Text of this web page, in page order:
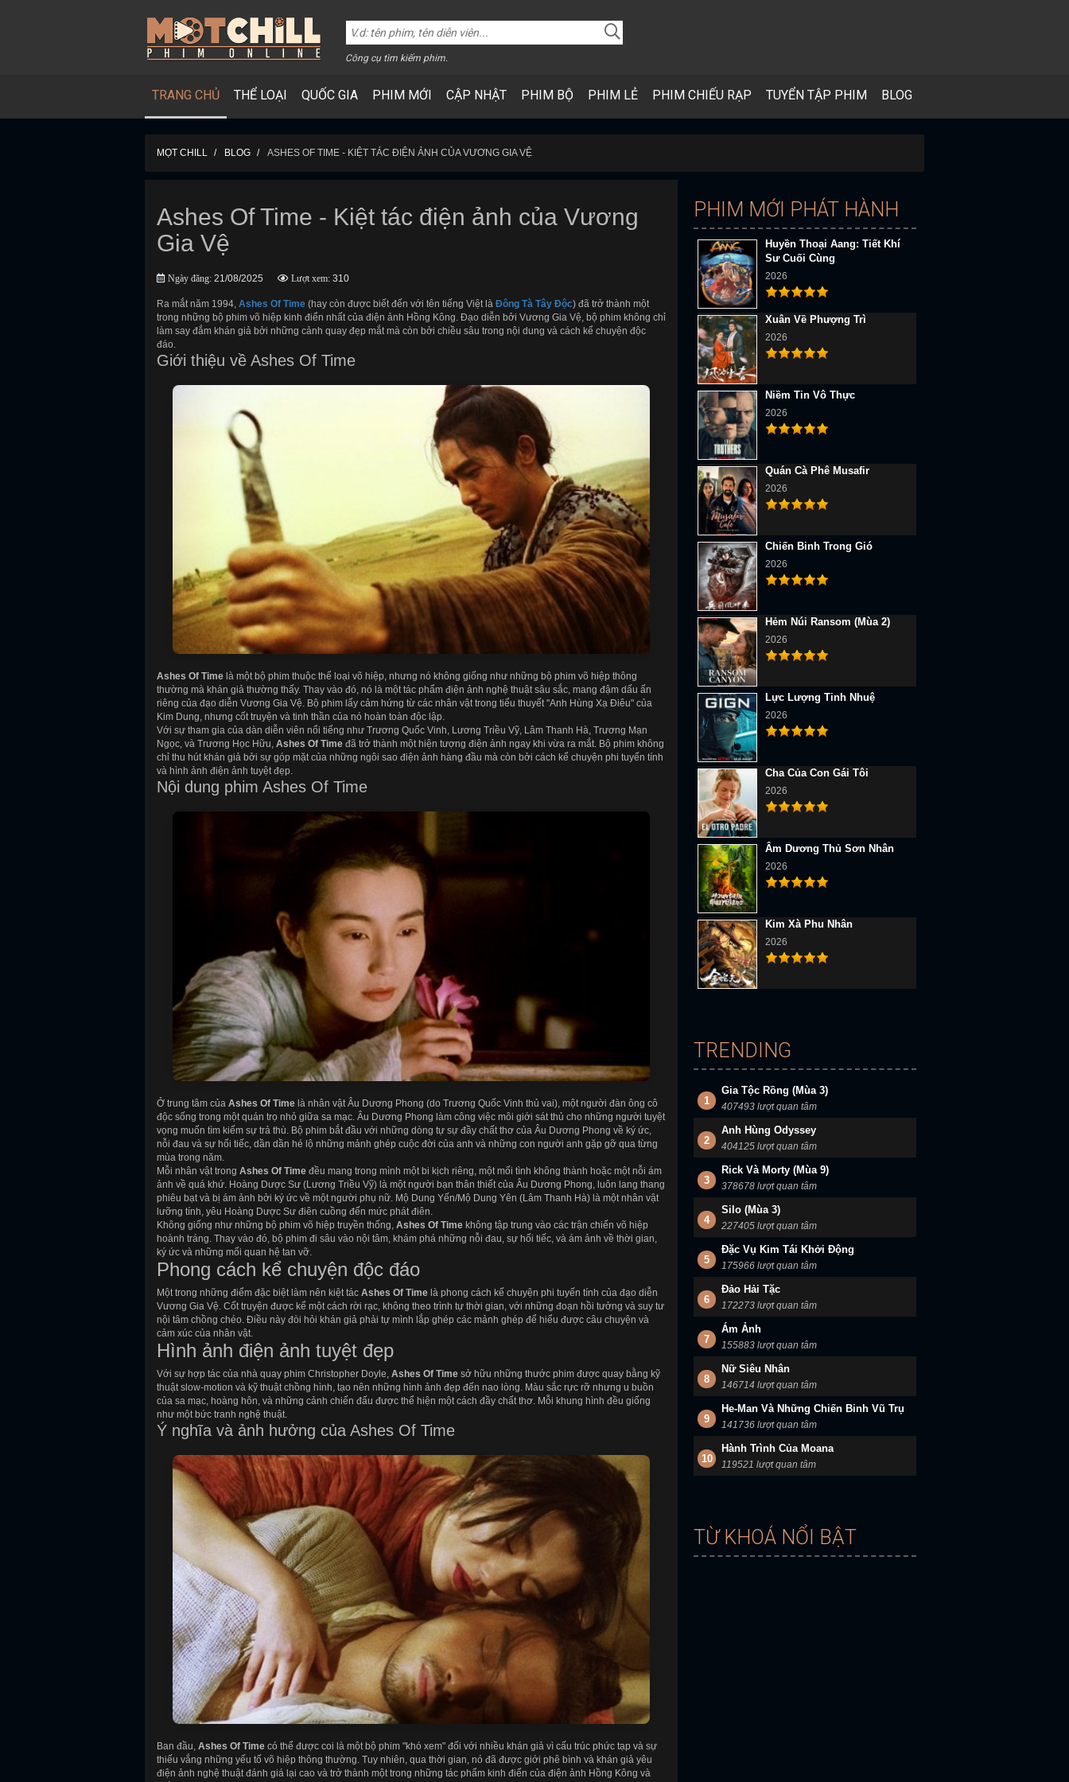
Công cụ tìm kiếm phim.
TRANG CHỦ THỂ LOẠI QUỐC GIA PHIM MỚI CẬP NHẬT PHIM BỘ PHIM LẺ PHIM CHIẾU RẠP TUYỂN TẬP PHIM BLOG
MỌT CHILL BLOG ASHES OF TIME - KIỆT TÁC ĐIỆN ẢNH CỦA VƯƠNG GIA VỆ
Ashes Of Time - Kiệt tác điện ảnh của Vương
Gia Vệ
Ngày đăng: 21/08/2025 Lượt xem: 310
Ra mắt năm 1994, Ashes Of Time (hay còn được biết đến với tên tiếng Việt là Đông Tà Tây Độc) đã trở thành một
trong những bộ phim võ hiệp kinh điển nhất của điện ảnh Hồng Kông. Đạo diễn bởi Vương Gia Vệ, bộ phim không chỉ
làm say đắm khán giả bởi những cảnh quay đẹp mắt mà còn bởi chiều sâu trong nội dung và cách kể chuyện độc
đáo.
Giới thiệu về Ashes Of Time
Ashes Of Time là một bộ phim thuộc thể loại võ hiệp, nhưng nó không giống như những bộ phim võ hiệp thông
thường mà khán giả thường thấy. Thay vào đó, nó là một tác phẩm điện ảnh nghệ thuật sâu sắc, mang đậm dấu ấn
riêng của đạo diễn Vương Gia Vệ. Bộ phim lấy cảm hứng từ các nhân vật trong tiểu thuyết "Anh Hùng Xạ Điêu" của
Kim Dung, nhưng cốt truyện và tinh thần của nó hoàn toàn độc lập.
Với sự tham gia của dàn diễn viên nổi tiếng như Trương Quốc Vinh, Lương Triều Vỹ, Lâm Thanh Hà, Trương Mạn
Ngọc, và Trương Học Hữu, Ashes Of Time đã trở thành một hiện tượng điện ảnh ngay khi vừa ra mắt. Bộ phim không
chỉ thu hút khán giả bởi sự góp mặt của những ngôi sao điện ảnh hàng đầu mà còn bởi cách kể chuyện phi tuyến tính
và hình ảnh điện ảnh tuyệt đẹp.
Nội dung phim Ashes Of Time
Ở trung tâm của Ashes Of Time là nhân vật Âu Dương Phong (do Trương Quốc Vinh thủ vai), một người đàn ông cô
độc sống trong một quán trọ nhỏ giữa sa mạc. Âu Dương Phong làm công việc môi giới sát thủ cho những người tuyệt
vọng muốn tìm kiếm sự trả thù. Bộ phim bắt đầu với những dòng tự sự đầy chất thơ của Âu Dương Phong về ký ức,
nỗi đau và sự hối tiếc, dần dần hé lộ những mảnh ghép cuộc đời của anh và những con người anh gặp gỡ qua từng
mùa trong năm.
Mỗi nhân vật trong Ashes Of Time đều mang trong mình một bi kịch riêng, một mối tình không thành hoặc một nỗi ám
ảnh về quá khứ. Hoàng Dược Sư (Lương Triều Vỹ) là một người bạn thân thiết của Âu Dương Phong, luôn lang thang
phiêu bạt và bị ám ảnh bởi ký ức về một người phụ nữ. Mộ Dung Yến/Mộ Dung Yên (Lâm Thanh Hà) là một nhân vật
lưỡng tính, yêu Hoàng Dược Sư điên cuồng đến mức phát điên.
Không giống như những bộ phim võ hiệp truyền thống, Ashes Of Time không tập trung vào các trận chiến võ hiệp
hoành tráng. Thay vào đó, bộ phim đi sâu vào nội tâm, khám phá những nỗi đau, sự hối tiếc, và ám ảnh về thời gian,
ký ức và những mối quan hệ tan vỡ.
Phong cách kể chuyện độc đáo
Một trong những điểm đặc biệt làm nên kiệt tác Ashes Of Time là phong cách kể chuyện phi tuyến tính của đạo diễn
Vương Gia Vệ. Cốt truyện được kể một cách rời rạc, không theo trình tự thời gian, với những đoạn hồi tưởng và suy tư
nội tâm chồng chéo. Điều này đòi hỏi khán giả phải tự mình lắp ghép các mảnh ghép để hiểu được câu chuyện và
cảm xúc của nhân vật.
Hình ảnh điện ảnh tuyệt đẹp
Với sự hợp tác của nhà quay phim Christopher Doyle, Ashes Of Time sở hữu những thước phim được quay bằng kỹ
thuật slow-motion và kỹ thuật chồng hình, tạo nên những hình ảnh đẹp đến nao lòng. Màu sắc rực rỡ nhưng u buồn
của sa mạc, hoàng hôn, và những cảnh chiến đấu được thể hiện một cách đầy chất thơ. Mỗi khung hình đều giống
như một bức tranh nghệ thuật.
Ý nghĩa và ảnh hưởng của Ashes Of Time
Ban đầu, Ashes Of Time có thể được coi là một bộ phim "khó xem" đối với nhiều khán giả vì cấu trúc phức tạp và sự
thiếu vắng những yếu tố võ hiệp thông thường. Tuy nhiên, qua thời gian, nó đã được giới phê bình và khán giả yêu
điện ảnh nghệ thuật đánh giá lại cao và trở thành một trong những tác phẩm kinh điển của điện ảnh Hồng Kông và
PHIM MỚI PHÁT HÀNH
Huyền Thoại Aang: Tiết Khí
Sư Cuối Cùng
2026
Xuân Về Phượng Trì
2026
Niềm Tin Vô Thực
2026
Quán Cà Phê Musafir
2026
Chiến Binh Trong Gió
2026
Hẻm Núi Ransom (Mùa 2)
2026
Lực Lượng Tinh Nhuệ
2026
Cha Của Con Gái Tôi
2026
Âm Dương Thủ Sơn Nhân
2026
Kim Xà Phu Nhân
2026
TRENDING
1
Gia Tộc Rồng (Mùa 3)
407493 lượt quan tâm
2
Anh Hùng Odyssey
404125 lượt quan tâm
3
Rick Và Morty (Mùa 9)
378678 lượt quan tâm
4
Silo (Mùa 3)
227405 lượt quan tâm
5
Đặc Vụ Kim Tái Khởi Động
175966 lượt quan tâm
6
Đảo Hải Tặc
172273 lượt quan tâm
7
Ám Ảnh
155883 lượt quan tâm
8
Nữ Siêu Nhân
146714 lượt quan tâm
9
He-Man Và Những Chiến Binh Vũ Trụ
141736 lượt quan tâm
10
Hành Trình Của Moana
119521 lượt quan tâm
TỪ KHOÁ NỔI BẬT